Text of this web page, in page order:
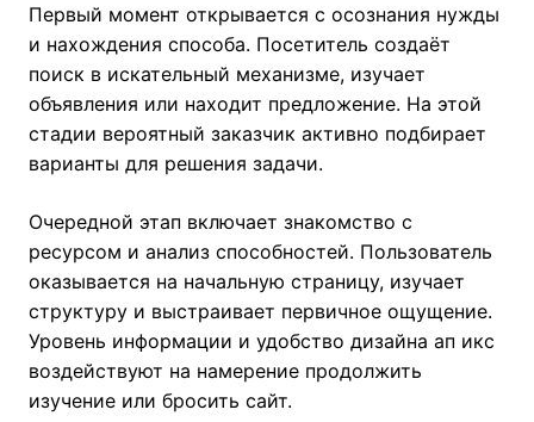
Первый момент открывается с осознания нужды
и нахождения способа. Посетитель создаёт
поиск в искательный механизме, изучает
объявления или находит предложение. На этой
стадии вероятный заказчик активно подбирает
варианты для решения задачи.
Очередной этап включает знакомство с
ресурсом и анализ способностей. Пользователь
оказывается на начальную страницу, изучает
структуру и выстраивает первичное ощущение.
Уровень информации и удобство дизайна ап икс
воздействуют на намерение продолжить
изучение или бросить сайт.